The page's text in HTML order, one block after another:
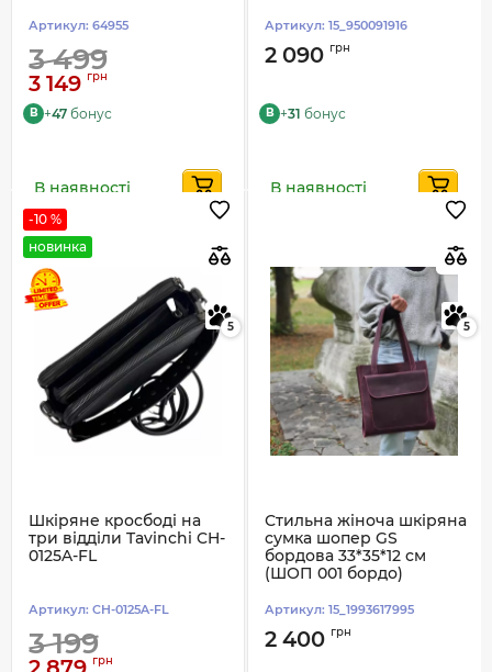
Артикул: 64955
3 499
3 149 грн
B +47 бонус
В наявності
Артикул: 15_950091916
2 090 грн
B +31 бонус
В наявності
-10 %
новинка
5
Шкіряне кросбоді на
три відділи Tavinchi CH-
0125A-FL
Артикул: CH-0125A-FL
3 199грн
5
Стильна жіноча шкіряна
сумка шопер GS
бордова 33*35*12 см
(ШОП 001 бордо)
Артикул: 15_1993617995
2 400 грн